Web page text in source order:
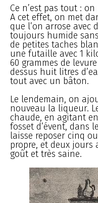
Ce n’est pas tout :
A cet effet, on met
que l’on arrose avec
toujours humide
de petites taches
une futaille avec 1
60 grammes de
dessus huit litres
tout avec un bâton.
Le lendemain, on
nouveau la liqueur.
chaude, en agitant
fosset d’évent, dans
laisse reposer cinq
propre, et deux jours
goût et très saine.